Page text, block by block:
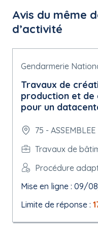
Avis du même
d’activité
Gendarmerie
Travaux de
production et de
pour un
75 -
Travaux de
Procédure
Mise en ligne : 09/
Limite de réponse :